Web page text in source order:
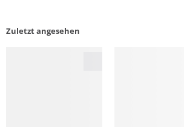
Zuletzt angesehen